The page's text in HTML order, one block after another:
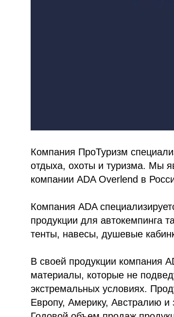
Компания ПроТуризм
отдыха, охоты и туризма. Мы
компании ADA Overlend в
Компания ADA
продукции для автокемпинга
тенты, навесы, душевые
В своей продукции компания
материалы, которые не
экстремальных условиях.
Европу, Америку, Австралию